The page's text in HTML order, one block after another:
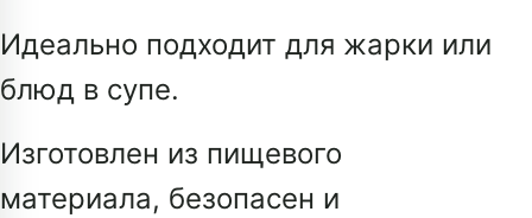
Идеально подходит для жарки или
блюд в супе.
Изготовлен из пищевого
материала, безопасен и